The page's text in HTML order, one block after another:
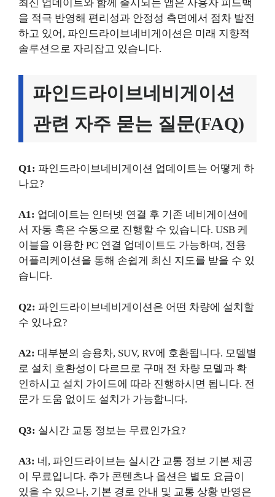
최신 업데이트와 함께 출시되는 앱은 사용자 피드백
을 적극 반영해 편리성과 안정성 측면에서 점차 발전
하고 있어, 파인드라이브네비게이션은 미래 지향적
솔루션으로 자리잡고 있습니다.
파인드라이브네비게이션
관련 자주 묻는 질문(FAQ)
Q1: 파인드라이브네비게이션 업데이트는 어떻게 하
나요?
A1: 업데이트는 인터넷 연결 후 기존 네비게이션에
서 자동 혹은 수동으로 진행할 수 있습니다. USB 케
이블을 이용한 PC 연결 업데이트도 가능하며, 전용
어플리케이션을 통해 손쉽게 최신 지도를 받을 수 있
습니다.
Q2: 파인드라이브네비게이션은 어떤 차량에 설치할
수 있나요?
A2: 대부분의 승용차, SUV, RV에 호환됩니다. 모델별
로 설치 호환성이 다르므로 구매 전 차량 모델과 확
인하시고 설치 가이드에 따라 진행하시면 됩니다. 전
문가 도움 없이도 설치가 가능합니다.
Q3: 실시간 교통 정보는 무료인가요?
A3: 네, 파인드라이브는 실시간 교통 정보 기본 제공
이 무료입니다. 추가 콘텐츠나 옵션은 별도 요금이
있을 수 있으나, 기본 경로 안내 및 교통 상황 반영은